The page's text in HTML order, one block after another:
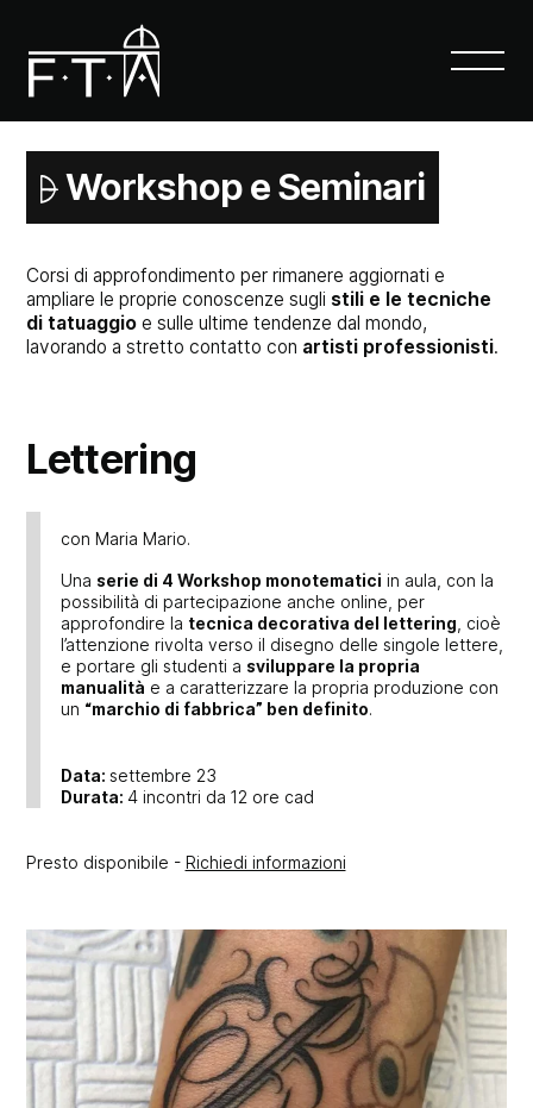
Workshop e Seminari
Corsi di approfondimento per rimanere aggiornati e
ampliare le proprie conoscenze sugli stili e le tecniche
di tatuaggioe sulle ultime tendenze dal mondo,
lavorando a stretto contatto con artisti professionisti.
Lettering
con Maria Mario.
Una serie di 4 Workshop monotematici in aula, con la
possibilità di partecipazione anche online, per
approfondire la tecnica decorativa del lettering , cioè
l’attenzione rivolta verso il disegno delle singole lettere,
e portare gli studenti a sviluppare la propria
manualità e a caratterizzare la propria produzione con
un “marchio di fabbrica” ben definito.
Data:settembre 23
Durata:4 incontri da 12 ore cad
Presto disponibile - Richiedi informazioni